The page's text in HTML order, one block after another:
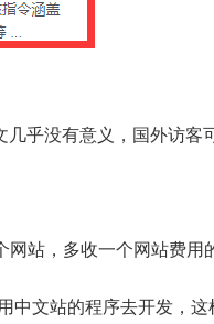
乎没有意义，国外访客
站，多收一个网站费用
中文站的程序去开发，